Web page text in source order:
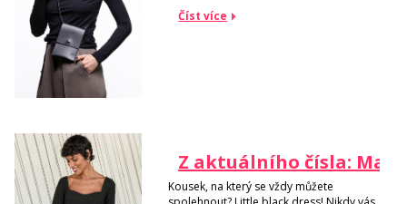
Číst více
Z aktuálního čísla: Malé
Kousek, na který se vždy můžete